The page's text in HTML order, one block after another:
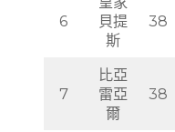
6
皇家
貝提
斯
38
7
比亞
雷亞
爾
38